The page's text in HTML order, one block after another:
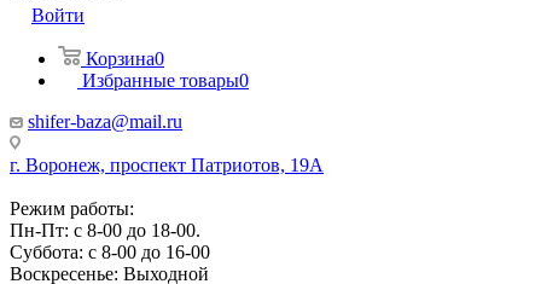
Войти
Корзина0
Избранные товары0
shifer-baza@mail.ru
г. Воронеж, проспект Патриотов, 19А
Режим работы:
Пн-Пт: с 8-00 до 18-00.
Суббота: с 8-00 до 16-00
Воскресенье: Выходной